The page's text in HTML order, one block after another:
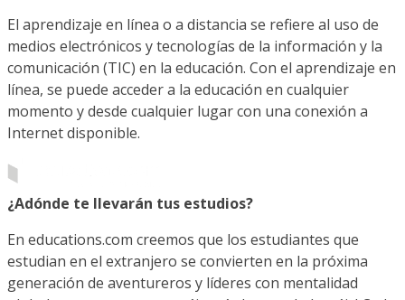
El aprendizaje en línea o a distancia se refiere al uso de
medios electrónicos y tecnologías de la información y la
comunicación (TIC) en la educación. Con el aprendizaje en
línea, se puede acceder a la educación en cualquier
momento y desde cualquier lugar con una conexión a
Internet disponible.
¿Adónde te llevarán tus estudios?
En educations.com creemos que los estudiantes que
estudian en el extranjero se convierten en la próxima
generación de aventureros y líderes con mentalidad